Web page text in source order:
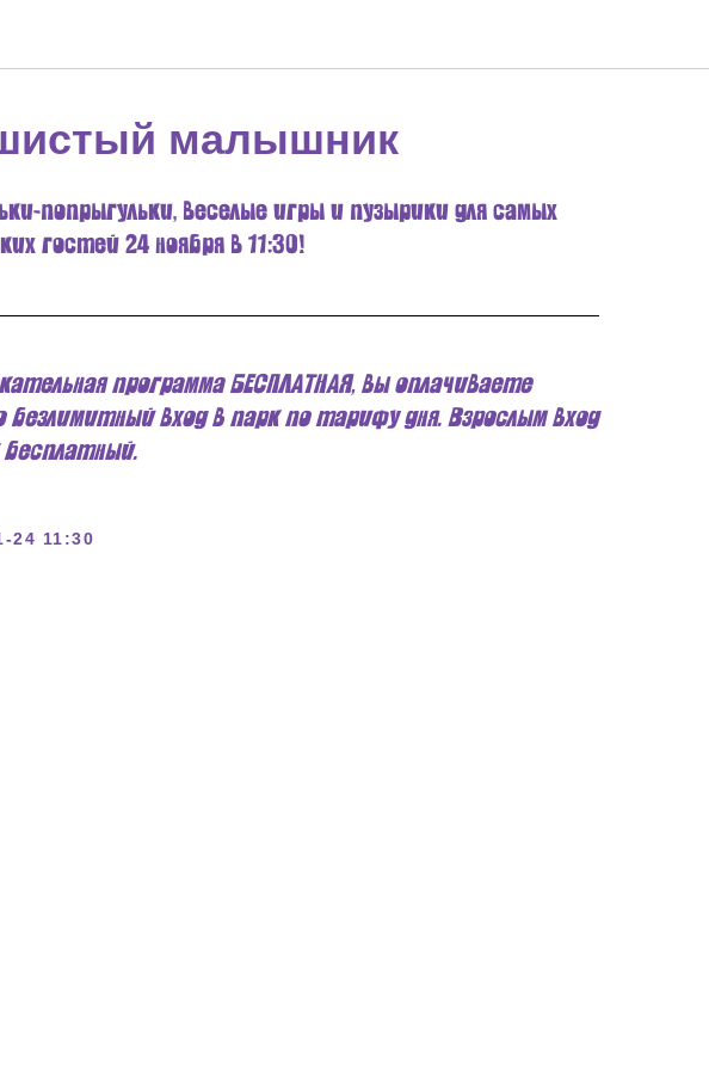
малышник
попрыгульки, веселые игры и пузырики для самых
гостей 24 ноября в 11:30!
программа БЕСПЛАТНАЯ, вы оплачиваете
безлимитный вход в парк по тарифу дня. Взрослым вход
бесплатный.
24 11:30